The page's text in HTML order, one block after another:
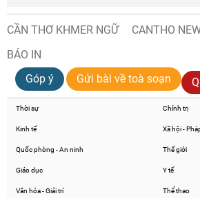
CẦN THƠ KHMER NGỮ CANTHO
BÁO IN
Góp ý
Gửi bài về toà soạn
Thời sự Chính trị
Kinh tế Xã hội -
Quốc phòng - An ninh Thế giới
Giáo dục Y tế
Văn hóa - Giải trí Thể thao